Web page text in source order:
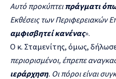
Αυτό προκύπτει πράγματι
Εκθέσεις των Περιφερειακών
αμφισβητεί κανένας».
Ο κ. Σταμενίτης, όμως,
περιορισμένοι, έπρεπε
ιεράρχηση. Οι πόροι είναι